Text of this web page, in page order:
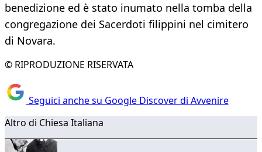
benedizione ed è stato inumato nella tomba della
congregazione dei Sacerdoti filippini nel cimitero
di Novara.
© RIPRODUZIONE RISERVATA
Seguici anche su Google Discover di Avvenire
Altro di Chiesa Italiana